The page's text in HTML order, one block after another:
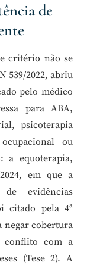
de
critério não se
539/2022, abriu
pelo médico
para ABA,
psicoterapia
ou
a equoterapia,
em que a
evidências
citado pela 4ª
negar cobertura
conflito com a
(Tese 2). A